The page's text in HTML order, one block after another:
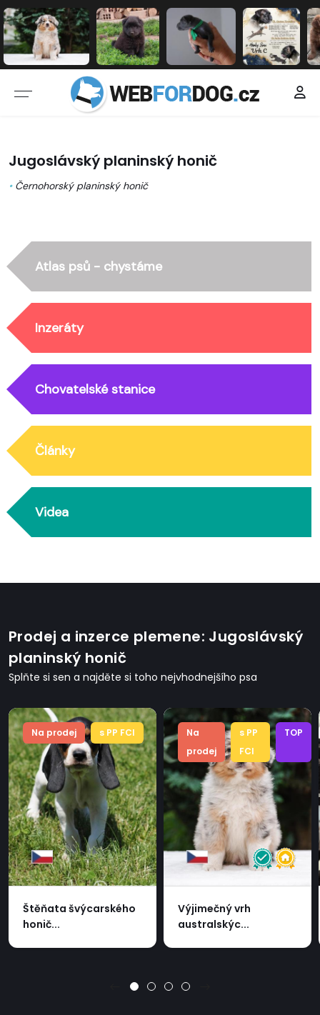
Jugoslávský planinský honič
• Černohorský planinský honič
Atlas psů - chystáme
Inzeráty
Chovatelské stanice
Články
Videa
Prodej a inzerce plemene: Jugoslávský
planinský honič
Splňte si sen a najděte si toho nejvhodnejšího psa
Na prodej s PP FCI
Štěňata švýcarského
honič...
Na
prodej
s PP
FCI
TOP
Výjimečný vrh
australskýc...